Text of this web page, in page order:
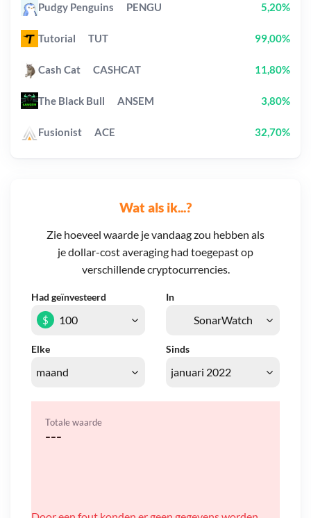
Wat als ik...?
Zie hoeveel waarde je vandaag zou hebben als
je dollar-cost averaging had toegepast op
verschillende cryptocurrencies.
Had geïnvesteerd In
Elke Sinds
$
Totale waarde
---
Pudgy Penguins PENGU 5,20%
Tutorial TUT 99,00%
Cash Cat CASHCAT 11,80%
The Black Bull ANSEM 3,80%
Fusionist ACE 32,70%